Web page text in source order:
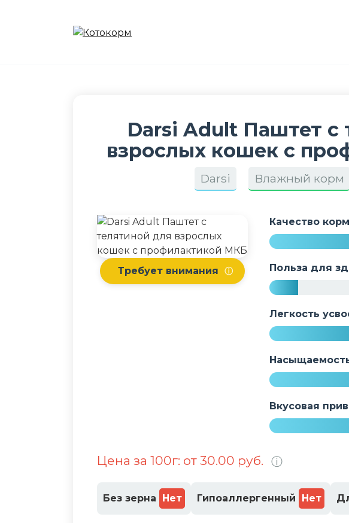
Darsi Adult Паштет с
взрослых кошек с
Darsi Влажный корм
Требует внимания ⓘ
Качество
Польза для
Легкость
Вкусовая
Цена за 100г: от 30.00 руб. ⓘ
Без зерна Нет Гипоаллергенный Нет